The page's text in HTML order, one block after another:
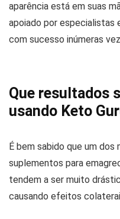
aparência está em suas
apoiado por especialistas
com sucesso inúmeras
Que resultados
usando Keto
É bem sabido que um dos
suplementos para
tendem a ser muito
causando efeitos